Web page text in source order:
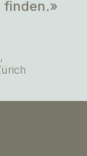
finden.»